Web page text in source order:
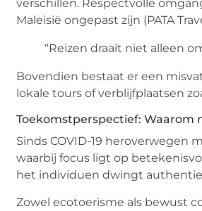
verschillen. Respectvolle
Maleisië ongepast zijn (PATA
“Reizen draait niet alleen
Bovendien bestaat er een
lokale tours of verblijfplaatsen
Toekomstperspectief: Waarom
Sinds COVID-19 heroverwegen
waarbij focus ligt op
het individuen dwingt
Zowel ecotoerisme als bewust